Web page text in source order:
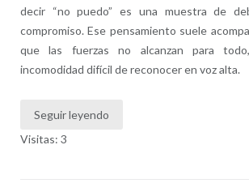
decir “no puedo” es una muestra de
compromiso. Ese pensamiento suele
que las fuerzas no alcanzan para
incomodidad difícil de reconocer en voz alta.
Seguir leyendo
Visitas: 3